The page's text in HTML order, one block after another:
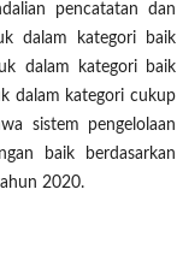
pencatatan dan
dalam kategori baik
dalam kategori baik
dalam kategori cukup
sistem pengelolaan
baik berdasarkan
2020.